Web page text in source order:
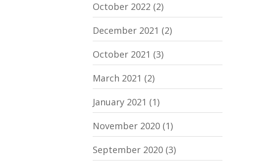
October 2022 (2)
December 2021 (2)
October 2021 (3)
March 2021 (2)
January 2021 (1)
November 2020(1)
September 2020(3)